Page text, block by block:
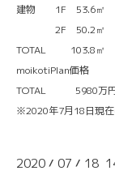
建物 1F 53.6㎡
2F 50.2㎡
TOTAL 103.8㎡
moikotiPlan価格
TOTAL 5980万
※2020年7月18日現
2020 / 07 / 18